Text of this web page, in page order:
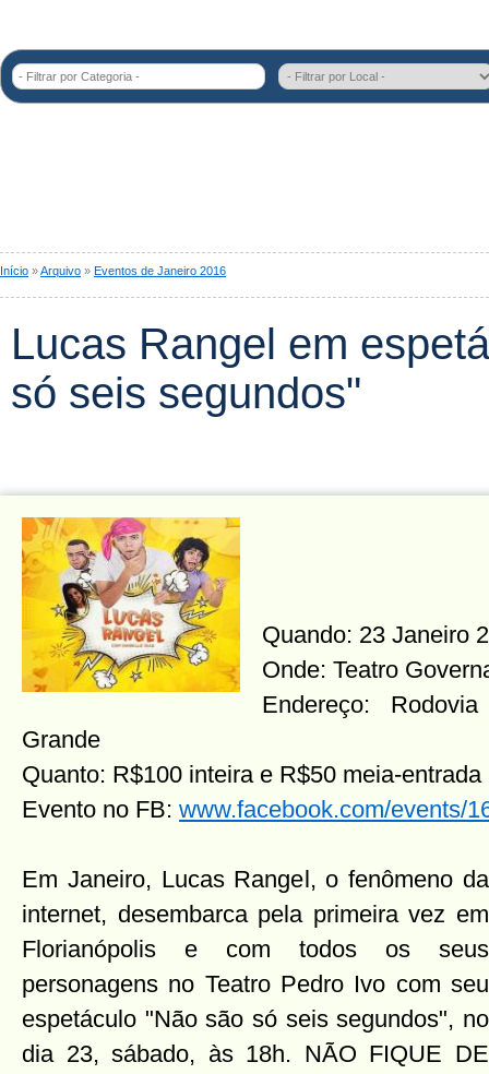
- Filtrar por Categoria -
Início »Arquivo » Eventos de Janeiro 2016
Lucas Rangel em
só seis segundos"
Quando: 23 Janeiro
Onde: Teatro
Endereço:
Grande
Quanto: R$100 inteira e R$50 meia-entrada
Evento no FB: www.facebook.com/events/
Em Janeiro, Lucas Rangel, o fenômeno da
internet, desembarca pela primeira vez em
Florianópolis e com todos os seus
personagens no Teatro Pedro Ivo com seu
espetáculo "Não são só seis segundos", no
dia 23, sábado, às 18h. NÃO FIQUE DE